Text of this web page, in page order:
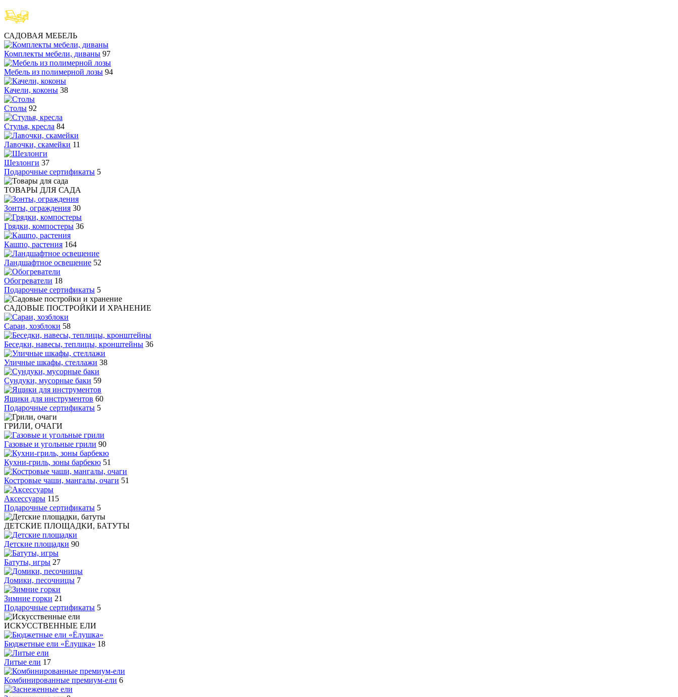
САДОВАЯ МЕБЕЛЬ
Комплекты мебели, диваны 97
Мебель из полимерной лозы 94
Качели, коконы 38
Столы 92
Стулья, кресла 84
Лавочки, скамейки 11
Шезлонги 37
Подарочные сертификаты 5
ТОВАРЫ ДЛЯ САДА
Зонты, ограждения 30
Грядки, компостеры 36
Кашпо, растения 164
Ландшафтное освещение 52
Обогреватели 18
Подарочные сертификаты 5
САДОВЫЕ ПОСТРОЙКИ И ХРАНЕНИЕ
Сараи, хозблоки 58
Беседки, навесы, теплицы, кронштейны 36
Уличные шкафы, стеллажи 38
Сундуки, мусорные баки 59
Ящики для инструментов 60
Подарочные сертификаты 5
ГРИЛИ, ОЧАГИ
Газовые и угольные грили 90
Кухни-гриль, зоны барбекю 51
Костровые чаши, мангалы, очаги 51
Аксессуары 115
Подарочные сертификаты 5
ДЕТСКИЕ ПЛОЩАДКИ, БАТУТЫ
Детские площадки 90
Батуты, игры 27
Домики, песочницы 7
Зимние горки 21
Подарочные сертификаты 5
ИСКУССТВЕННЫЕ ЕЛИ
Бюджетные ели «Ёлушка» 18
Литые ели 17
Комбинированные премиум-ели 6